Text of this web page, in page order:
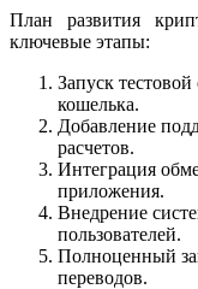
План развития
ключевые этапы:
Запуск
кошелька.
Добавление
расчетов.
Интеграция
приложения.
Внедрение
пользователей.
Полноценный
переводов.